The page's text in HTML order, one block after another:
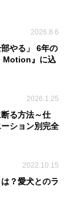
2026.8.6
やる」 6年の
Motion』に込
2026.1.25
る方法～仕
ション別完全
2022.10.15
？愛犬とのラ